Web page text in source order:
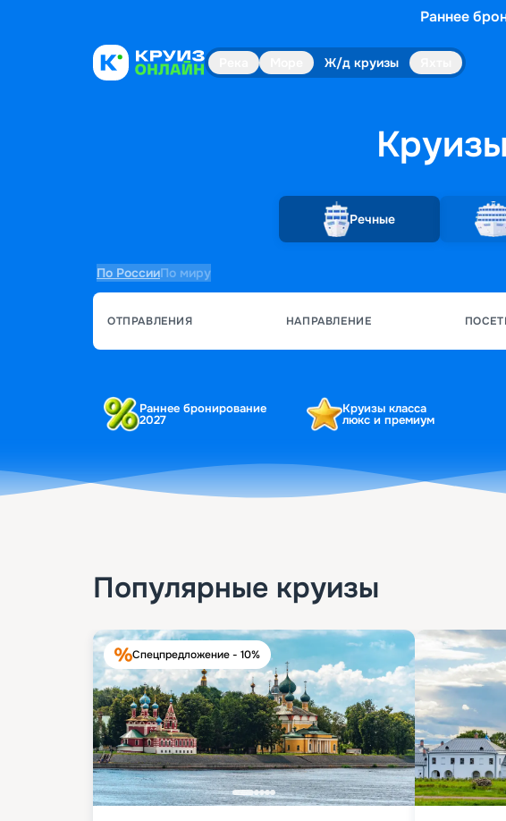
Раннее
Ж/д круизы
Речные
По РоссииПо миру
ОТПРАВЛЕНИЯ НАПРАВЛЕНИЕ
Раннее бронирование
2027
Круизы класса
люкс и премиум
Популярные круизы
Спецпредложение - 10%